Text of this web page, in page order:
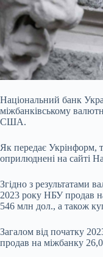
Національний банк
міжбанківському
США.
Як передає Укрінформ,
оприлюднені на сайті
Згідно з результатами
2023 року НБУ продав
546 млн дол., а також
Загалом від початку
продав на міжбанку